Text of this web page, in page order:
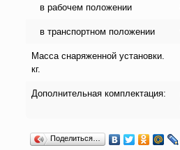
в рабочем положении
в транспортном положении
Масса снаряженной установки.
кг.
Дополнительная комплектация:
Поделиться…